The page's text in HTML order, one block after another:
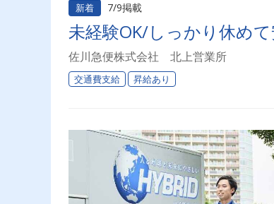
新着 7/9掲載
未経験OK/しっかり休め
佐川急便株式会社 北上営業所
交通費支給 昇給あり